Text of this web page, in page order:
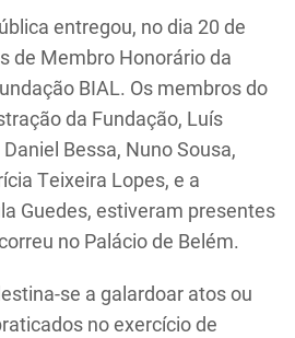
entregou, no dia 20 de
de Membro Honorário da
BIAL. Os membros do
da Fundação, Luís
Bessa, Nuno Sousa,
Teixeira Lopes, e a
Guedes, estiveram presentes
no Palácio de Belém.
se a galardoar atos ou
no exercício de